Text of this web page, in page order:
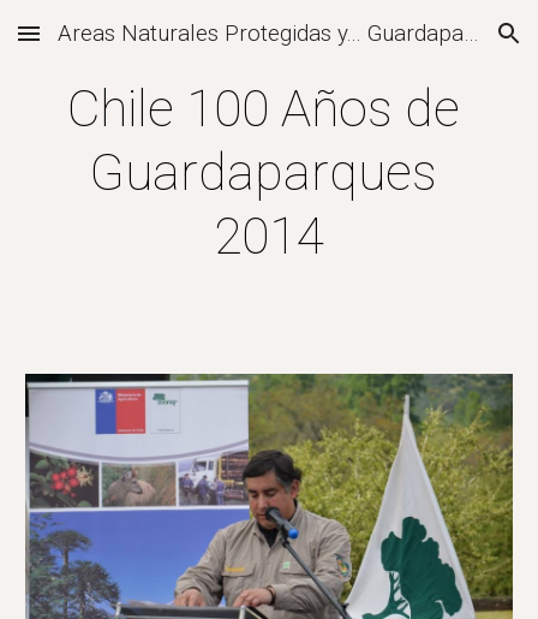
Skip to main content Skip to navigation
Areas Naturales Protegidas y... Guardaparques
Chile 100 Años de
Guardaparques
2014